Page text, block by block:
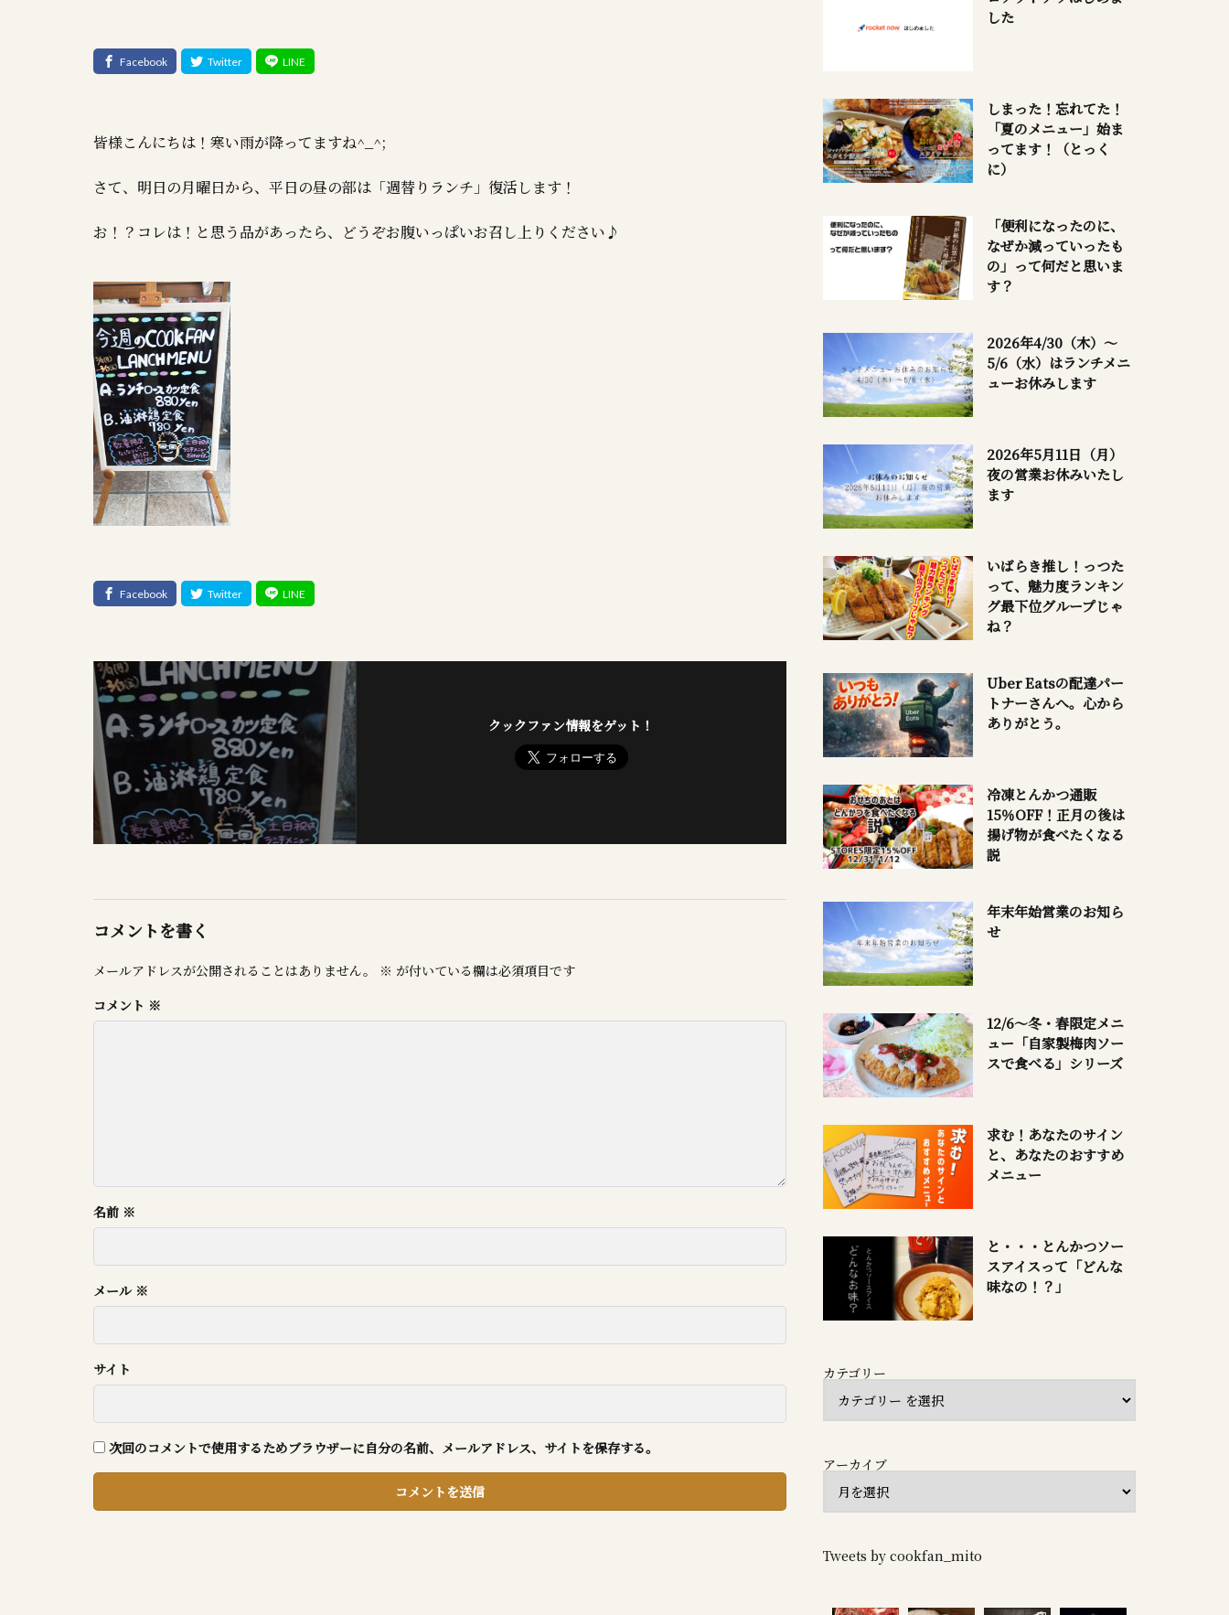
皆様こんにちは！寒い雨が降ってますね^_^;
さて、明日の月曜日から、平日の昼の部は「週替りランチ」復活します！
お！？コレは！と思う品があったら、どうぞお腹いっぱいお召し上りください♪
クックファン情報をゲット！
コメントを書く
メールアドレスが公開されることはありません。 ※ が付いている欄は必須項目です
コメント ※
名前 ※
メール ※
サイト
次回のコメントで使用するためブラウザーに自分の名前、メールアドレス、サイトを保存する。
した
しまった！忘れてた！
「夏のメニュー」始ま
ってます！（とっく
に）
「便利になったのに、
なぜか減っていったも
の」って何だと思いま
す？
2026年4/30（木）～
5/6（水）はランチメニ
ューお休みします
2026年5月11日（月）
夜の営業お休みいたし
ます
いばらき推し！っつた
って、魅力度ランキン
グ最下位グループじゃ
ね？
Uber Eatsの配達パー
トナーさんへ。心から
ありがとう。
冷凍とんかつ通販
15％OFF！正月の後は
揚げ物が食べたくなる
説
年末年始営業のお知ら
せ
12/6～冬・春限定メニ
ュー「自家製梅肉ソー
スで食べる」シリーズ
求む！あなたのサイン
と、あなたのおすすめ
メニュー
と・・・とんかつソー
スアイスって「どんな
味なの！？」
カテゴリー
アーカイブ
Tweets by cookfan_mito